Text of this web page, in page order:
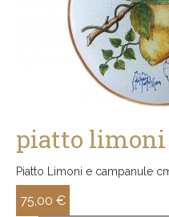
piatto limoni
Piatto Limoni e campanule
75,00 €